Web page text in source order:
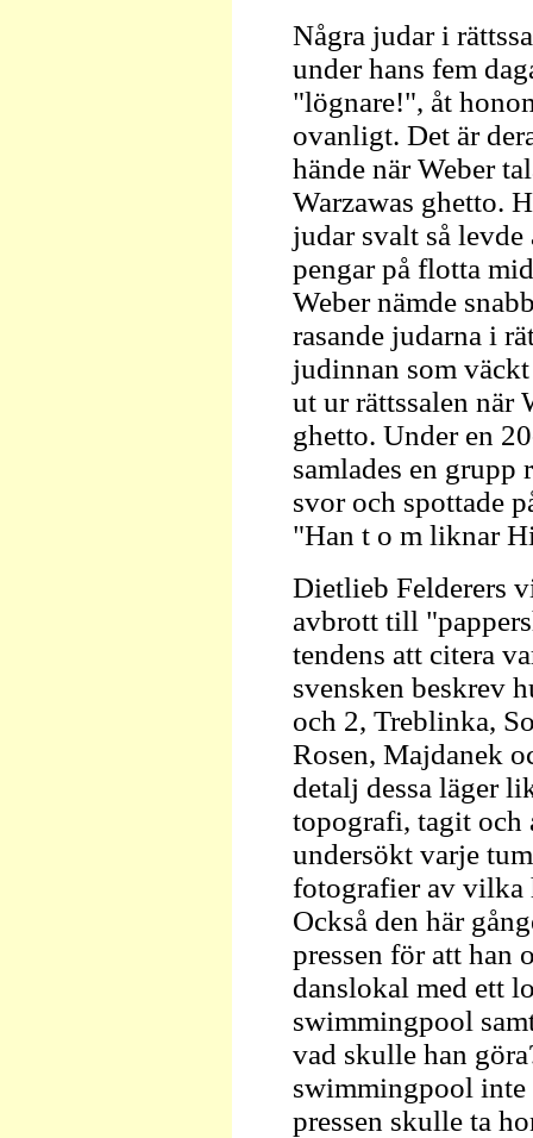
Några judar i
under hans fem
"lögnare!", åt
ovanligt. Det är
hände när Weber
Warzawas ghetto.
judar svalt så
pengar på flotta
Weber nämde
rasande judarna i
judinnan som
ut ur rättssalen när
ghetto. Under en
samlades en grupp
svor och spottade
"Han t o m liknar
Dietlieb Felderers
avbrott till
tendens att citera
svensken beskrev
och 2, Treblinka,
Rosen, Majdanek
detalj dessa läger
topografi, tagit och
undersökt varje
fotografier av vilka
Också den här
pressen för att han
danslokal med ett
swimmingpool
vad skulle han
swimmingpool
pressen skulle ta